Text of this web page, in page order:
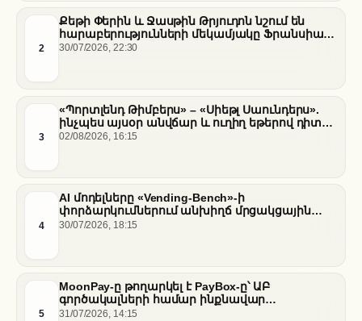
2
Քեթի Փերին և Ջասթին Թրյուդոն նշում են
հարաբերությունների մեկամյակը Ֆրանսիայի
հարավում
30/07/2026, 22:30
3
«Պորտլենդ Թիմբերս» – «Սիեթլ Սաունդերս».
ինչպես այսօր անվճար և ուղիղ եթերով դիտել
հանդիպումը
02/08/2026, 16:15
4
AI մոդելները «Vending-Bench»-ի
փորձարկումներում անխիղճ մրցակցային
վարքագիծ են դրսևորել
30/07/2026, 18:15
5
MoonPay-ը թողարկել է PayBox-ը՝ ԱԲ
գործակալների համար ինքնավար
ֆինանսական գործարքներ ապահովելու
31/07/2026, 14:15